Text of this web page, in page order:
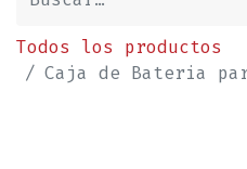
Todos los productos
Caja de Bateria